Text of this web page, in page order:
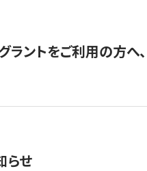
ラントをご利用の方
らせ